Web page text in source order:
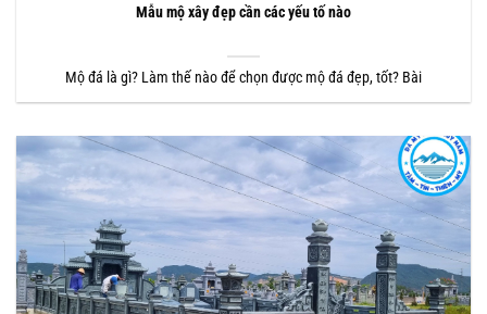
Mẫu mộ xây đẹp cần các yếu tố nào
Mộ đá là gì? Làm thế nào để chọn được mộ đá đẹp, tốt? Bài